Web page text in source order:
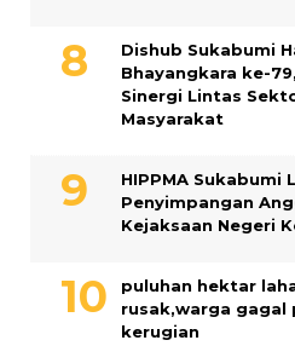
Dishub Sukabumi
Bhayangkara ke-
Sinergi Lintas
Masyarakat
HIPPMA Sukabumi
Penyimpangan
Kejaksaan Negeri
puluhan hektar
rusak,warga gagal
kerugian